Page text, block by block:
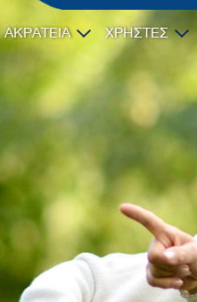
ΑΚΡΑΤΕΙΑ ΧΡΗΣΤΕΣ